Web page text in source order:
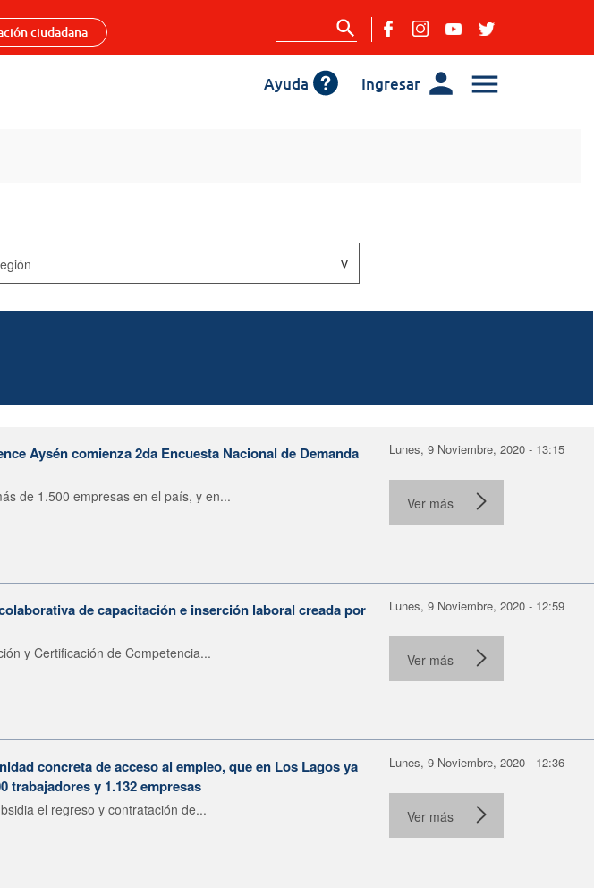
ciudadana
Ingresar
Ayuda
Aysén comienza 2da Encuesta Nacional de Demanda
de 1.500 empresas en el país, y en...
Lunes, 9 Noviembre, 2020 - 13:15
Ver más
de capacitación e inserción laboral creada por
y Certificación de Competencia...
Lunes, 9 Noviembre, 2020 - 12:59
Ver más
concreta de acceso al empleo, que en Los Lagos ya
trabajadores y 1.132 empresas
el regreso y contratación de...
Lunes, 9 Noviembre, 2020 - 12:36
Ver más